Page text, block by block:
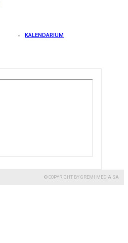
KALENDARIUM
© COPYRIGHT BY GREMI MEDIA SA